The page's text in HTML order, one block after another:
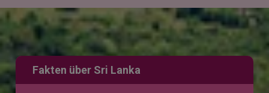
Fakten über Sri Lanka